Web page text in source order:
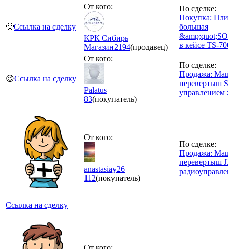
🙂Ссылка на сделку
От кого:
КРК Сибирь
Магазин2194(продавец)
По сделке:
Покупка:
большая
в кейсе TS-
😉Ссылка на сделку
От кого:
Palatus
83(покупатель)
По сделке:
Продажа:
перевертыш
управлением
Ссылка на сделку
От кого:
anastasiay26
112(покупатель)
По сделке:
Продажа:
перевертыш